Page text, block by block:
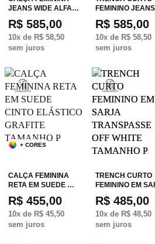
JEANS WIDE ALFA…
R$ 585,00
10x de R$ 58,50
sem juros
FEMININO
R$ 585,00
10x de R$ 58,50
sem juros
+ CORES
CALÇA FEMININA
RETA EM SUEDE …
R$ 455,00
10x de R$ 45,50
sem juros
TRENCH CURTO
FEMININO EM
R$ 485,00
10x de R$ 48,50
sem juros